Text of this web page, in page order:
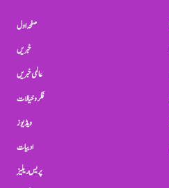
صفحہ اول
خبریں
عالمی خبریں
فکر و خیالات
ویڈیوز
ادبیات
پریس ریلیز